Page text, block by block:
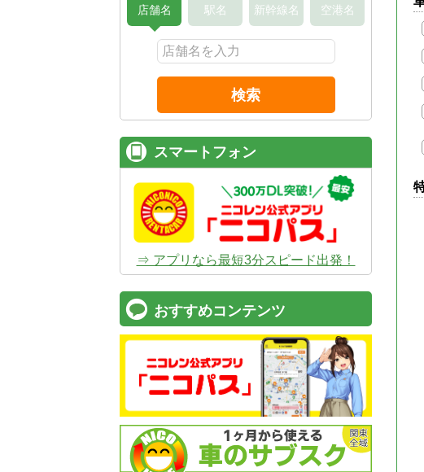
店舗名 駅名 新幹線名 空港名
検索
スマートフォン
⇒ アプリなら最短3分スピード出発！
おすすめコンテンツ